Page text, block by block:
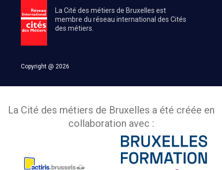
La Cité des métiers de Bruxelles est
membre du réseau international des Cités
des métiers.
Copyright @ 2026
La Cité des métiers de Bruxelles a été créée en
collaboration avec :